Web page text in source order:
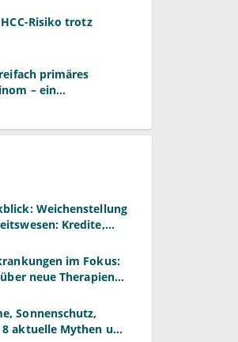
Risiko trotz
primäres
– ein
Weichenstellung
Kredite,
im Fokus:
neue Therapien
Sonnenschutz,
aktuelle Mythen und